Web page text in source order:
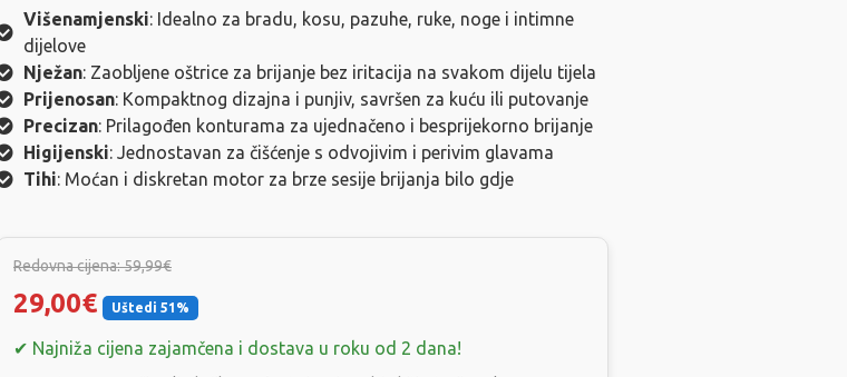
Višenamjenski: Idealno za bradu, kosu, pazuhe, ruke, noge i intimne
dijelove
Nježan: Zaobljene oštrice za brijanje bez iritacija na svakom dijelu tijela
Prijenosan: Kompaktnog dizajna i punjiv, savršen za kuću ili putovanje
Precizan: Prilagođen konturama za ujednačeno i besprijekorno brijanje
Higijenski: Jednostavan za čišćenje s odvojivim i perivim glavama
Tihi: Moćan i diskretan motor za brze sesije brijanja bilo gdje
Redovna cijena: 59,99€
29,00€ Uštedi 51%
✔ Najniža cijena zajamčena i dostava u roku od 2 dana!